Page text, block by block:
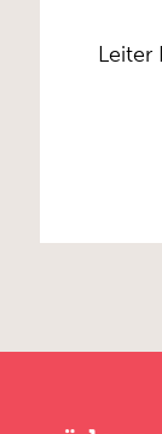
Leiter